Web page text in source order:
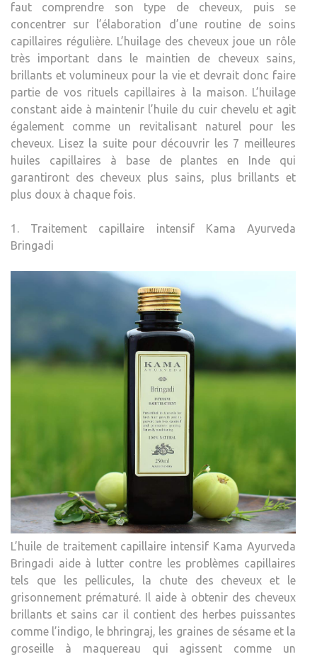
faut comprendre son type de cheveux, puis se
concentrer sur l’élaboration d’une routine de soins
capillaires régulière. L’huilage des cheveux joue un rôle
très important dans le maintien de cheveux sains,
brillants et volumineux pour la vie et devrait donc faire
partie de vos rituels capillaires à la maison. L’huilage
constant aide à maintenir l’huile du cuir chevelu et agit
également comme un revitalisant naturel pour les
cheveux. Lisez la suite pour découvrir les 7 meilleures
huiles capillaires à base de plantes en Inde qui
garantiront des cheveux plus sains, plus brillants et
plus doux à chaque fois.
1. Traitement capillaire intensif Kama Ayurveda
Bringadi
L’huile de traitement capillaire intensif Kama Ayurveda
Bringadi aide à lutter contre les problèmes capillaires
tels que les pellicules, la chute des cheveux et le
grisonnement prématuré. Il aide à obtenir des cheveux
brillants et sains car il contient des herbes puissantes
comme l’indigo, le bhringraj, les graines de sésame et la
groseille à maquereau qui agissent comme un